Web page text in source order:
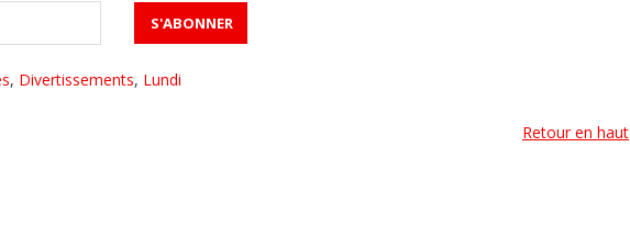
, Divertissements, Lundi
Retour en haut